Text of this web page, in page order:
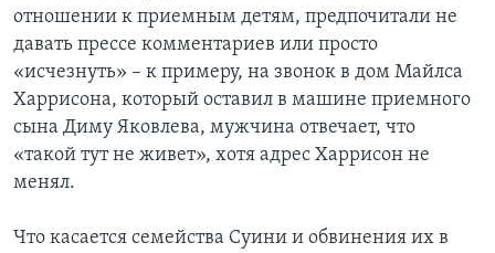
отношении к приемным детям, предпочитали не
давать прессе комментариев или просто
«исчезнуть» – к примеру, на звонок в дом Майлса
Харрисона, который оставил в машине приемного
сына Диму Яковлева, мужчина отвечает, что
«такой тут не живет», хотя адрес Харрисон не
менял.
Что касается семейства Суини и обвинения их в